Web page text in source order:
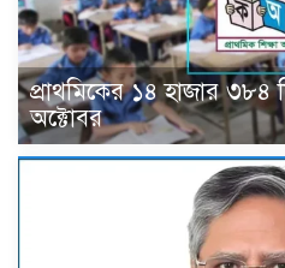
প্রাথমিকের ১৪ হাজার ৩৮৪
অক্টোবর